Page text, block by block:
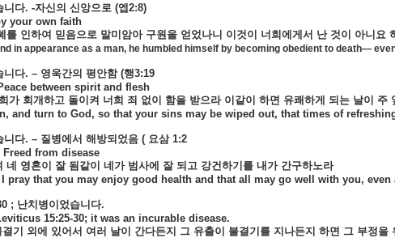
니다. -자신의 신앙으로 (엡2:8)
your own faith
를 인하여 믿음으로 말미암아 구원을 얻었나니 이것이 너희에게서 난 것이 아니요
in appearance as a man, he humbled himself by becoming obedient to death—
니다. – 영욱간의 평안함(행3:19
between spirit and flesh
가 회개하고 돌이켜 너희 죄 없이 함을 받으라 이같이 하면 유쾌하게 되는 날이 주
and turn to God, so that your sins may be wiped out, that times of
니다. – 질병에서 해방되었음 ( 요삼1:2
Freed from disease
네 영혼이 잘 됨같이 네가 범사에 잘 되고 강건하기를 내가 간구하노라
I pray that you may enjoy good health and that all may go well with you,
; 난치병이었습니다.
15:25-30; it was an incurable disease.
기 외에 있어서 여러 날이 간다든지 그 유출이 불결기를 지나든지 하면 그 부정을